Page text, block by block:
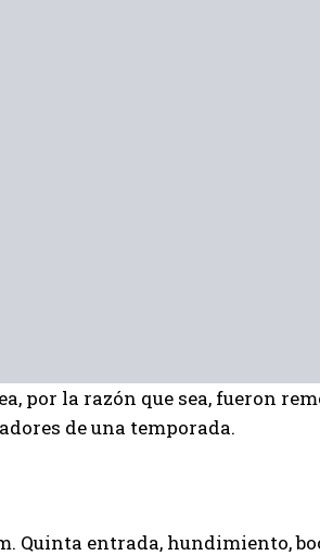
I WANT IN
por la razón que sea, fueron
de una temporada.
Quinta entrada, hundimiento,